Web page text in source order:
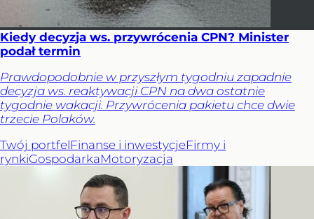
Kiedy decyzja ws. przywrócenia CPN? Minister
podał termin
Prawdopodobnie w przyszłym tygodniu zapadnie
decyzja ws. reaktywacji CPN na dwa ostatnie
tygodnie wakacji. Przywrócenia pakietu chce dwie
trzecie Polaków.
Twój portfelFinanse i inwestycjeFirmy i
rynkiGospodarkaMotoryzacja